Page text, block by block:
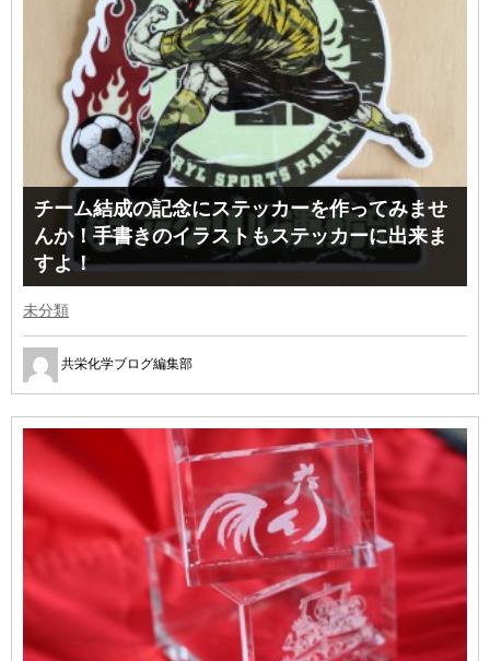
チーム結成の記念にステッカーを作ってみませ
んか！手書きのイラストもステッカーに出来ま
すよ！
未分類
共栄化学ブログ編集部